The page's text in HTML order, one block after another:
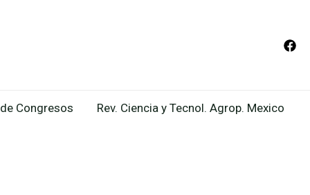
Congresos Rev. Ciencia y Tecnol. Agrop. Mexico